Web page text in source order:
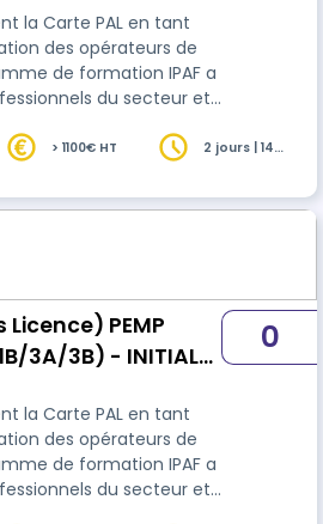
la Carte PAL en tant
des opérateurs de
de formation IPAF a
du secteur et
18878 Plates-formes
La formation PAL
PEMP permet aux
> 1100€ HT
2 jours | 14
Licence) PEMP
3A/3B) - INITIALE-
la Carte PAL en tant
des opérateurs de
de formation IPAF a
du secteur et
0